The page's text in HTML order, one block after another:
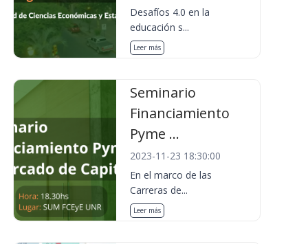
Desafíos 4.0 en la
educación s...
Leer más
Seminario
Financiamiento
Pyme ...
2023-11-23 18:30:00
En el marco de las
Carreras de...
Leer más